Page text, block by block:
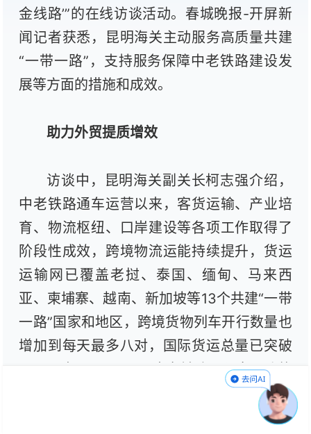
金线路’”的在线访谈活动。春城晚报-开屏新
闻记者获悉，昆明海关主动服务高质量共建
“一带一路”，支持服务保障中老铁路建设发
展等方面的措施和成效。
助力外贸提质增效
访谈中，昆明海关副关长柯志强介绍，
中老铁路通车运营以来，客货运输、产业培
育、物流枢纽、口岸建设等各项工作取得了
阶段性成效，跨境物流运能持续提升，货运
运输网已覆盖老挝、泰国、缅甸、马来西
亚、柬埔寨、越南、新加坡等13个共建“一带
一路”国家和地区，跨境货物列车开行数量也
增加到每天最多八对，国际货运总量已突破
300万吨。4月13日，中老铁路国际客运功能
正式开通，标志着中老铁路跨境运输功能体
系趋于完整，将为沿线经济社会高质量发展